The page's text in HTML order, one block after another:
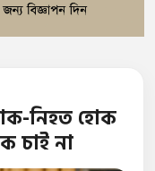
নিহত হোক
চাই না